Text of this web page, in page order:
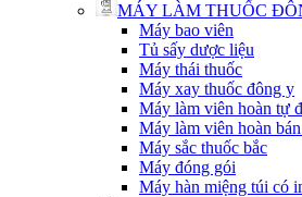
MÁY LÀM THUỐC
Máy bao viên
Tủ sấy dược liệu
Máy thái thuốc
Máy xay thuốc đông y
Máy làm viên hoàn tự
Máy làm viên hoàn
Máy sắc thuốc bắc
Máy đóng gói
Máy hàn miệng túi có